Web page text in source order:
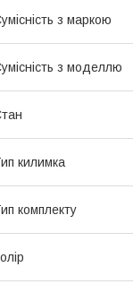
з маркою
з моделлю
килимка
комплекту